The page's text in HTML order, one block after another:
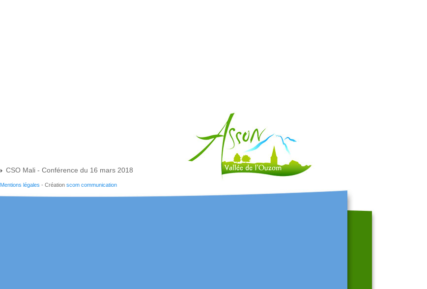
CSO Mali - Conférence du 16 mars 2018
Mentions légales - Création scom communication